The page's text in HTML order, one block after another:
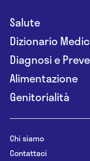
Salute
Dizionario
Diagnosi e
Alimentazione
Genitorialità
Chi siamo
Contattaci